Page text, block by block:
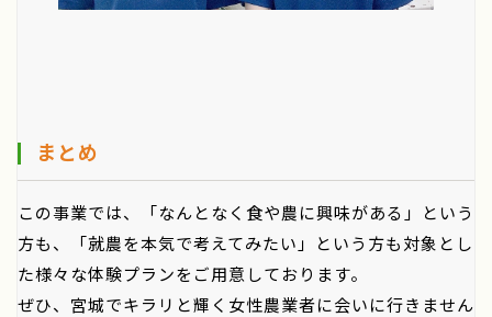
まとめ
この事業では、「なんとなく食や農に興味がある」という
方も、「就農を本気で考えてみたい」という方も対象とし
た様々な体験プランをご用意しております。
ぜひ、宮城でキラリと輝く女性農業者に会いに行きません